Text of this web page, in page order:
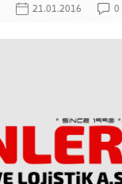
21.01.2016 0